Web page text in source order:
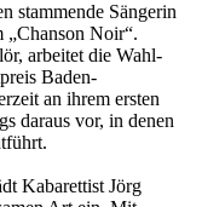
stammende Sängerin
„Chanson Noir“.
arbeitet die Wahl-
Baden-
an ihrem ersten
daraus vor, in denen
Kabarettist Jörg